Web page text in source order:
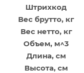
Штрихкод
Вес брутто, кг
Вес нетто, кг
Объем, м^3
Длина, см
Высота, см